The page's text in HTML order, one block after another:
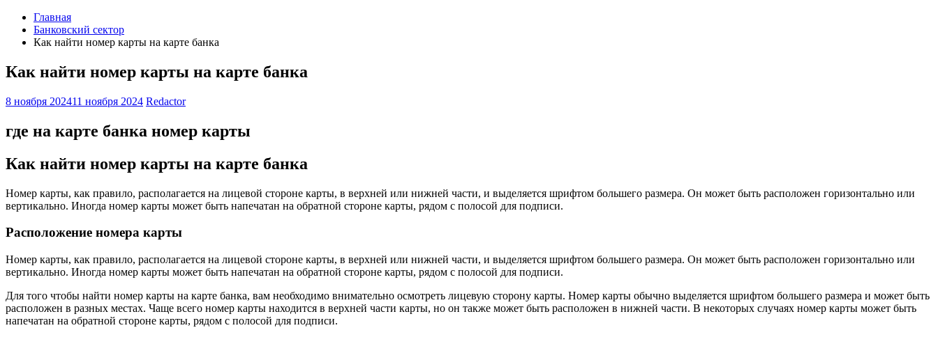
Главная
Банковский сектор
Как найти номер карты на карте банка
Как найти номер карты на карте банка
8 ноября 202411 ноября 2024 Redactor
где на карте банка номер карты
Как найти номер карты на карте банка
Номер карты, как правило, располагается на лицевой стороне карты, в верхней или нижней части, и выделяется шрифтом большего размера. Он может быть расположен горизонтально или
вертикально. Иногда номер карты может быть напечатан на обратной стороне карты, рядом с полосой для подписи.
Расположение номера карты
Номер карты, как правило, располагается на лицевой стороне карты, в верхней или нижней части, и выделяется шрифтом большего размера. Он может быть расположен горизонтально или
вертикально. Иногда номер карты может быть напечатан на обратной стороне карты, рядом с полосой для подписи.
Для того чтобы найти номер карты на карте банка, вам необходимо внимательно осмотреть лицевую сторону карты. Номер карты обычно выделяется шрифтом большего размера и может быть
расположен в разных местах. Чаще всего номер карты находится в верхней части карты, но он также может быть расположен в нижней части. В некоторых случаях номер карты может быть
напечатан на обратной стороне карты, рядом с полосой для подписи.